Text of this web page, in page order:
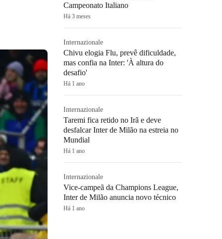
Campeonato Italiano
Há 3 meses
Internazionale
Chivu elogia Flu, prevê dificuldade,
mas confia na Inter: 'À altura do
desafio'
Há 1 ano
Internazionale
Taremi fica retido no Irã e deve
desfalcar Inter de Milão na estreia no
Mundial
Há 1 ano
Internazionale
Vice-campeã da Champions League,
Inter de Milão anuncia novo técnico
Há 1 ano